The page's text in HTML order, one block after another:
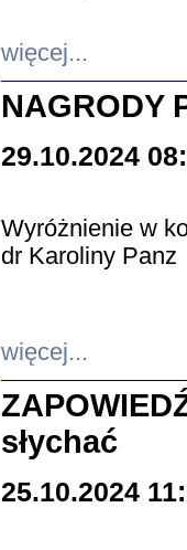
więcej...
NAGRODY
29.10.2024
Wyróżnienie w
dr Karoliny Panz
więcej...
słychać
25.10.2024